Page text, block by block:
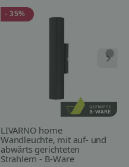
- 35%
LIVARNO home
Wandleuchte, mit auf- und
abwärts gerichteten
Strahlern - B-Ware